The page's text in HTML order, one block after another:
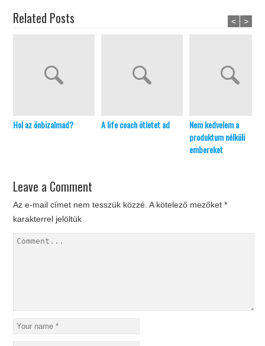
Related Posts
Hol az önbizalmad? A life coach ötletet ad
Nem kedvelem a
produktum nélküli
embereket
< >
Leave a Comment
Az e-mail címet nem tesszük közzé. A kötelező mezőket*
karakterrel jelöltük